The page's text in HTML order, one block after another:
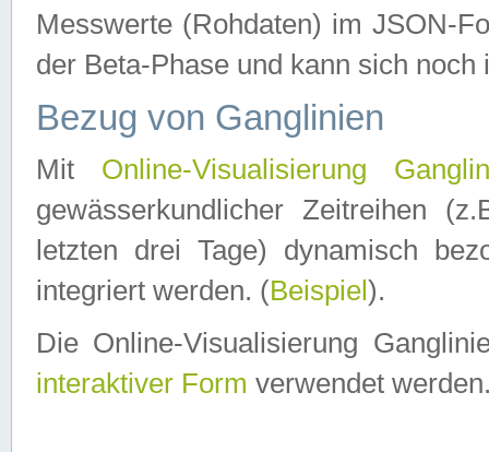
Messwerte (Rohdaten) im JSON-
der Beta-Phase und kann sich noch
Bezug von Ganglinien
Mit Online-Visualisierung
gewässerkundlicher Zeitreihen
letzten drei Tage) dynamisch
integriert werden. (Beispiel ).
Die Online-Visualisierung
interaktiver Form verwendet